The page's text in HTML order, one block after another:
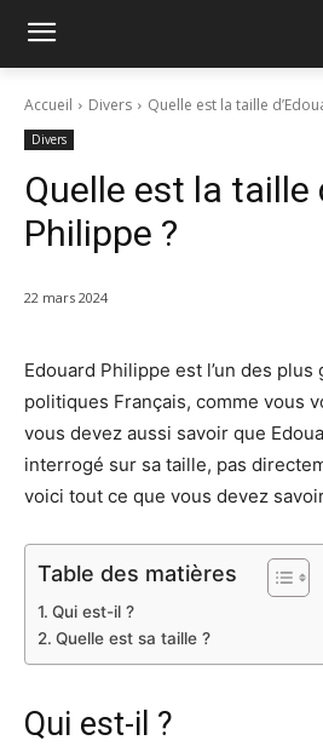
Accueil Divers Quelle est la taille
Divers
Quelle est la taille
Philippe ?
22 mars 2024
Edouard Philippe est l’un des plus
politiques Français, comme vous
vous devez aussi savoir que
interrogé sur sa taille, pas
voici tout ce que vous devez
Table des matières
Qui est-il ?
Quelle est sa taille ?
Qui est-il ?